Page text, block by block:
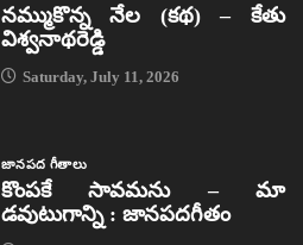
నమ్ముకొన్న నేల (కథ) – కేతు
విశ్వనాథరెడ్డి
Saturday, July 11, 2026
జానపద గీతాలు
కొంపకే సావమను – మా
డవుటుగాన్ని : జానపదగీతం